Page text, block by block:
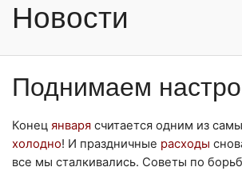
Новости
Поднимаем
Конец января считается одним из
холодно! И праздничные расходы
все мы сталкивались. Советы по